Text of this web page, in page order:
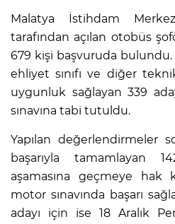
Malatya İstihdam
tarafından açılan otobüs
679 kişi başvuruda
ehliyet sınıfı ve diğer
uygunluk sağlayan 339
sınavına tabi tutuldu.
Yapılan değerlendirmeler
başarıyla tamamlayan
aşamasına geçmeye hak
motor sınavında başarı
adayı için ise 18 Aralık